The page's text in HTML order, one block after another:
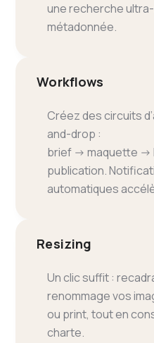
une recherche
métadonnée.
Workflows
Créez des circuits
and-drop :
brief → maquette →
publication.
automatiques
Resizing
Un clic suffit :
renommage vos
ou print, tout en
charte.